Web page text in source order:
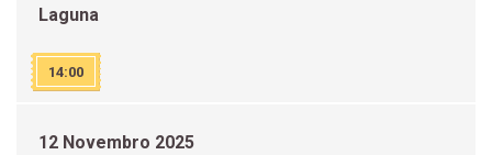
Laguna
14:00
12 Novembro 2025